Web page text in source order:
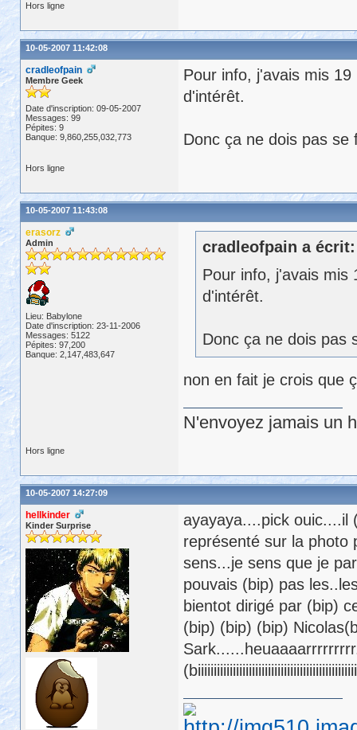
Hors ligne
10-05-2007 11:42:08
cradleofpain
Membre Geek
Date d'inscription: 09-05-2007
Messages: 99
Pépites: 9
Banque: 9,860,255,032,773
Pour info, j'avais mis
d'intérêt.
Donc ça ne dois pas
Hors ligne
10-05-2007 11:43:08
erasorz
Admin
Lieu: Babylone
Date d'inscription: 23-11-2006
Messages: 5122
Pépites: 97,200
Banque: 2,147,483,647
cradleofpain a écrit:
Pour info, j'avais mis
d'intérêt.
Donc ça ne dois pas
non en fait je crois que
N'envoyez jamais un
Hors ligne
10-05-2007 14:27:09
hellkinder
Kinder Surprise
ayayaya....pick ouic....il
représenté sur la photo
sens...je sens que je
pouvais (bip) pas
bientot dirigé par (bip)
(bip) (bip) (bip)